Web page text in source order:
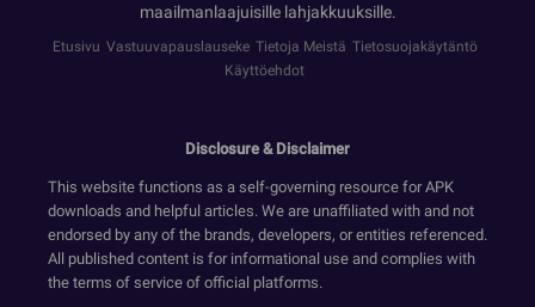
maailmanlaajuisille lahjakkuuksille.
Etusivu Vastuuvapauslauseke Tietoja Meistä Tietosuojakäytäntö
Käyttöehdot
Disclosure & Disclaimer
This website functions as a self-governing resource for APK
downloads and helpful articles. We are unaffiliated with and not
endorsed by any of the brands, developers, or entities referenced.
All published content is for informational use and complies with
the terms of service of official platforms.